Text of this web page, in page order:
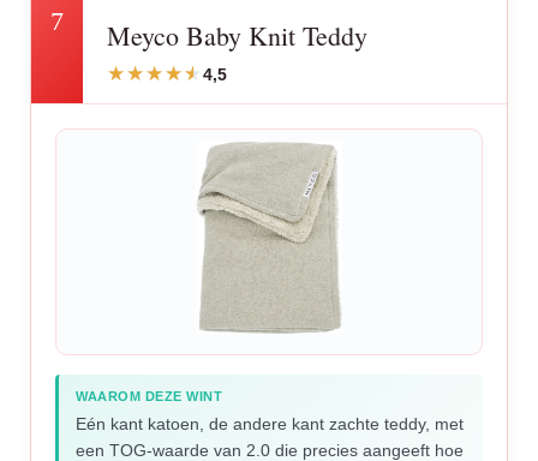
7 Meyco Baby Knit Teddy
4,5
WAAROM DEZE WINT
Eén kant katoen, de andere kant zachte teddy, met
een TOG-waarde van 2.0 die precies aangeeft hoe